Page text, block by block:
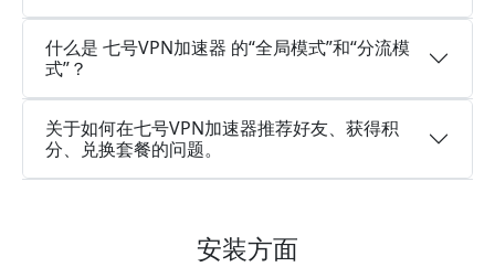
什么是 七号VPN加速器 的“全局模式”和“分流模
式”？
关于如何在七号VPN加速器推荐好友、获得积
分、兑换套餐的问题。
安装方面